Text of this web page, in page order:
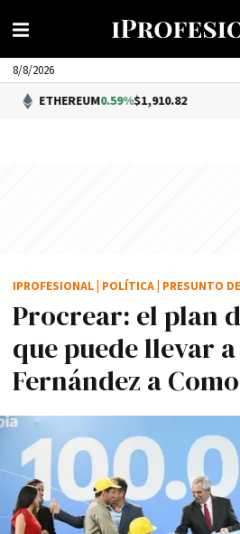
8/8/2026
0.59%$1,910.82
Procrear: el plan
que puede llevar
Fernández a
IPROFESIONAL POLÍTICA PRESUNTO